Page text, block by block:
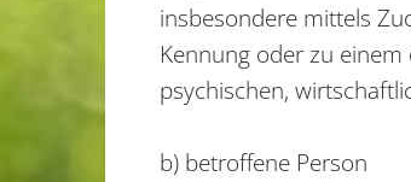
insbesondere mittels
Kennung oder zu
psychischen,
b) betroffene Person